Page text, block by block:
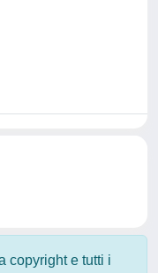
copyright e tutti i